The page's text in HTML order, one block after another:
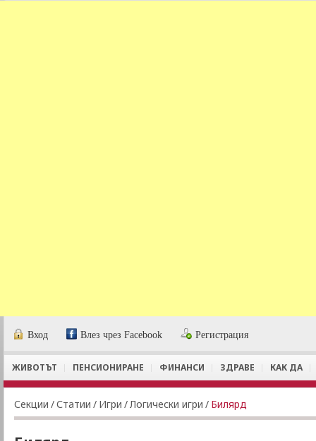
Вход Влез чрез Facebook Регистрация
ЖИВОТЪТ ПЕНСИОНИРАНЕ ФИНАНСИ ЗДРАВЕ КАК ДА
Секции /Статии / Игри /Логически игри / Билярд